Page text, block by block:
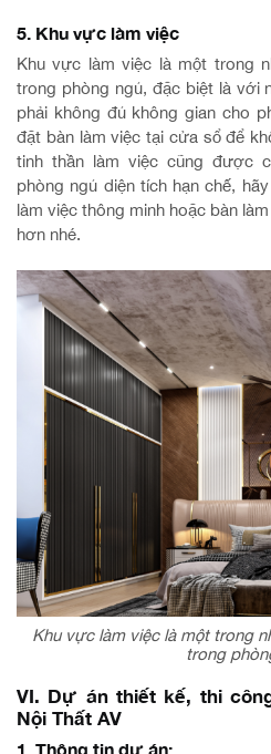
5. Khu vực làm việc
Khu vực làm việc là một trong
trong phòng ngủ, đặc biệt là với
phải không đủ không gian cho
đặt bàn làm việc tại cửa sổ để
tinh thần làm việc cũng được
phòng ngủ diện tích hạn chế,
làm việc thông minh hoặc bàn
hơn nhé.
Khu vực làm việc là một trong
trong
VI. Dự án thiết kế, thi
Nội Thất AV
1. Thông tin dự án: